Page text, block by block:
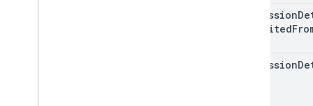
permission
inherited
permission